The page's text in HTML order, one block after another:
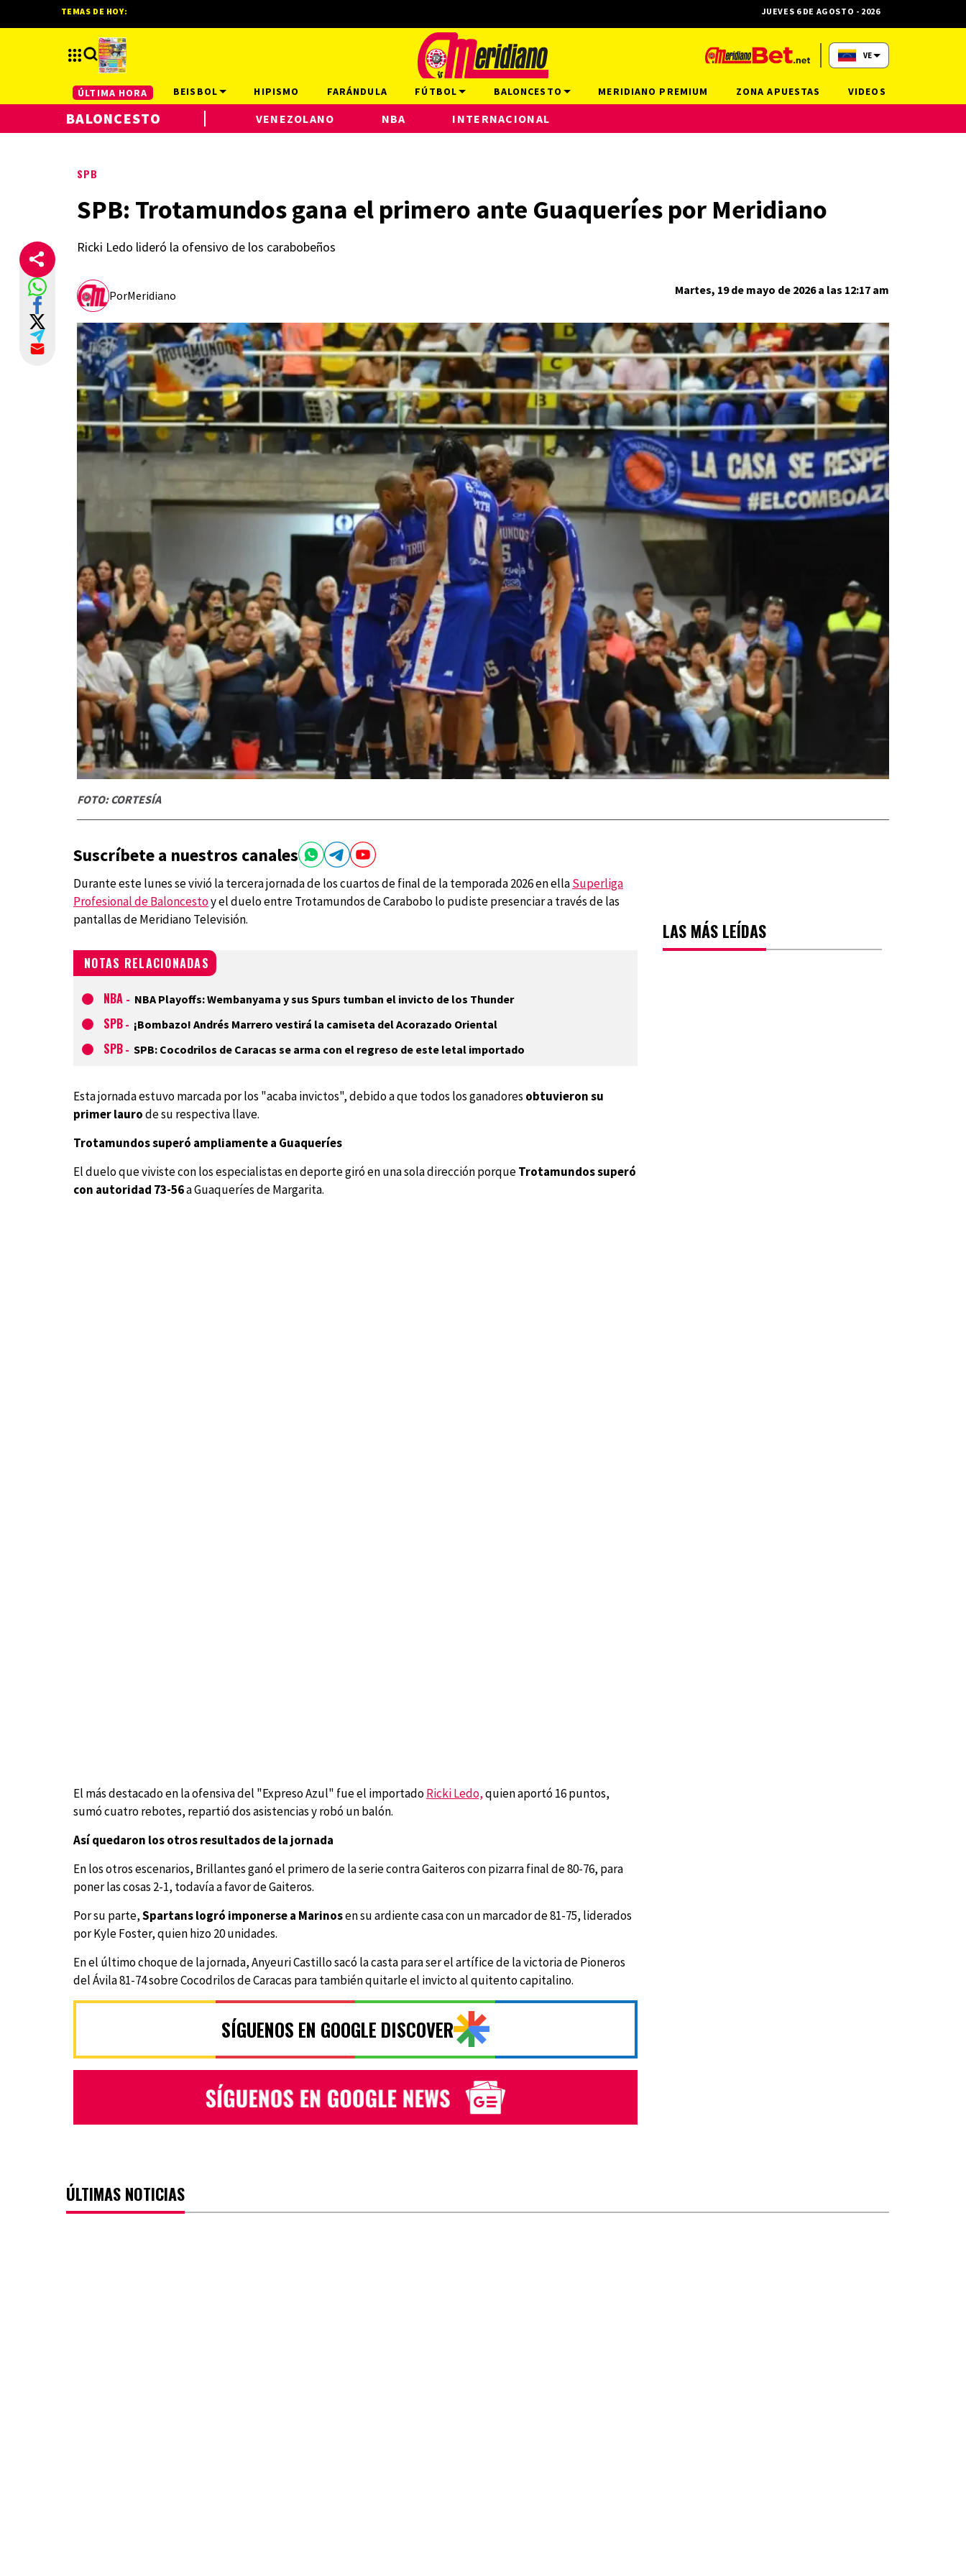
SPB
SPB: Trotamundos gana el primero ante Guaqueríes por Meridiano
Ricki Ledo lideró la ofensivo de los carabobeños
PorMeridiano Martes, 19 de mayo de 2026 a las 12:17 am
FOTO: CORTESÍA
Suscríbete a nuestros canales
Durante este lunes se vivió la tercera jornada de los cuartos de final de la temporada 2026 en ellaSuperliga
Profesional de Baloncestoy el duelo entre Trotamundos de Carabobo lo pudiste presenciar a través de las
pantallas de Meridiano Televisión.
NOTAS RELACIONADAS
NBA - NBA Playoffs: Wembanyama y sus Spurs tumban el invicto de los Thunder
SPB - ¡Bombazo! Andrés Marrero vestirá la camiseta del Acorazado Oriental
SPB - SPB: Cocodrilos de Caracas se arma con el regreso de este letal importado
Esta jornada estuvo marcada por los "acaba invictos", debido a que todos los ganadores obtuvieron su
primer laurode su respectiva llave.
Trotamundos superó ampliamente a Guaqueríes
El duelo que viviste con los especialistas en deporte giró en una sola dirección porqueTrotamundos superó
con autoridad 73-56a Guaqueríes de Margarita.
El más destacado en la ofensiva del "Expreso Azul" fue el importadoRicki Ledo,quien aportó 16 puntos,
sumó cuatro rebotes, repartió dos asistencias y robó un balón.
Así quedaron los otros resultados de la jornada
En los otros escenarios, Brillantes ganó el primero de la serie contra Gaiteros con pizarra final de 80-76, para
poner las cosas 2-1, todavía a favor de Gaiteros.
Por su parte,Spartans logró imponerse a Marinosen su ardiente casa con un marcador de 81-75, liderados
por Kyle Foster, quien hizo 20 unidades.
En el último choque de la jornada, Anyeuri Castillo sacó la casta para ser el artífice de la victoria de Pioneros
del Ávila 81-74 sobre Cocodrilos de Caracas para también quitarle el invicto al quitento capitalino.
SÍGUENOS EN GOOGLE DISCOVER
LAS MÁS LEÍDAS
ÚLTIMAS NOTICIAS
TEMAS DE HOY: JUEVES 6 DE AGOSTO - 2026
VE
ÚLTIMA HORA BEISBOL HIPISMO FARÁNDULA FÚTBOL BALONCESTO
BALONCESTO VENEZOLANO NBA INTERNACIONAL
MERIDIANO PREMIUM ZONA APUESTAS VIDEOS